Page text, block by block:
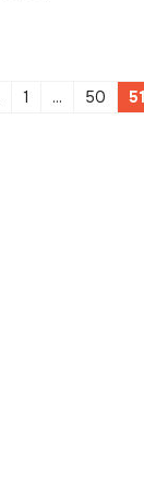
1 ... 50 51